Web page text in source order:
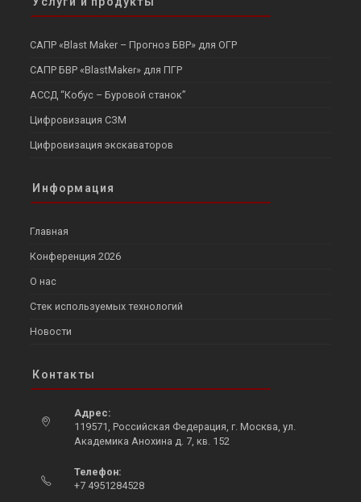
САПР «Blast Maker – Прогноз БВР» для ОГР
САПР БВР «BlastMaker» для ПГР
АССД “Кобус – Буровой станок”
Цифровизация СЗМ
Цифровизация экскаваторов
Информация
Главная
Конференция 2026
О нас
Стек используемых технологий
Новости
Контакты
Адрес:
119571, Российская Федерация, г. Москва, ул.
Академика Анохина д. 7, кв. 152
in
a
Телефон:
+7 4951284528